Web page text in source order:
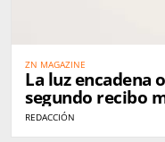
ZN MAGAZINE
La luz encadena
segundo recibo
REDACCIÓN